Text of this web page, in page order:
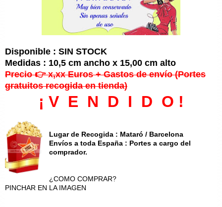
Disponible : SIN STOCK
Medidas : 10,5 cm ancho x 15,00 cm alto
Precio 👉 x,xx Euros + Gastos de envío (Portes
gratuitos recogida en tienda)
¡ V E N D I D O !
Lugar de Recogida : Mataró / Barcelona
Envíos a toda España : Portes a cargo del
comprador.
¿COMO COMPRAR?
PINCHAR EN LA IMAGEN